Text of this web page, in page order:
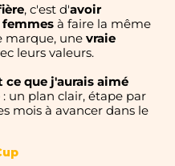
, c'est d'avoir
femmes à faire la même
marque, une vraie
leurs valeurs.
que j'aurais aimé
: un plan clair, étape par
mois à avancer dans le